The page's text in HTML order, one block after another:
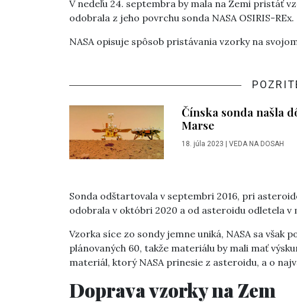
V nedeľu 24. septembra by mala na Zemi pristáť
odobrala z jeho povrchu sonda NASA OSIRIS-REx.
NASA opisuje spôsob pristávania vzorky na
Čínska sonda našla
Marse
18. júla 2023 VEDA NA DOSAH
Sonda odštartovala v septembri 2016, pri
odobrala v októbri 2020 a od asteroidu odletela v
Vzorka síce zo sondy jemne uniká, NASA sa však
plánovaných 60, takže materiálu by mali mať
materiál, ktorý NASA prinesie z asteroidu, a o
Doprava vzorky na Zem